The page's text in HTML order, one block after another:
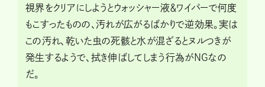
視界をクリアにしようとウォッシャー液＆ワイパーで何度
もこすったものの、汚れが広がるばかりで逆効果。実は
この汚れ、乾いた虫の死骸と水が混ざるとヌルつきが
発生するようで、拭き伸ばしてしまう行為がNGなの
だ。